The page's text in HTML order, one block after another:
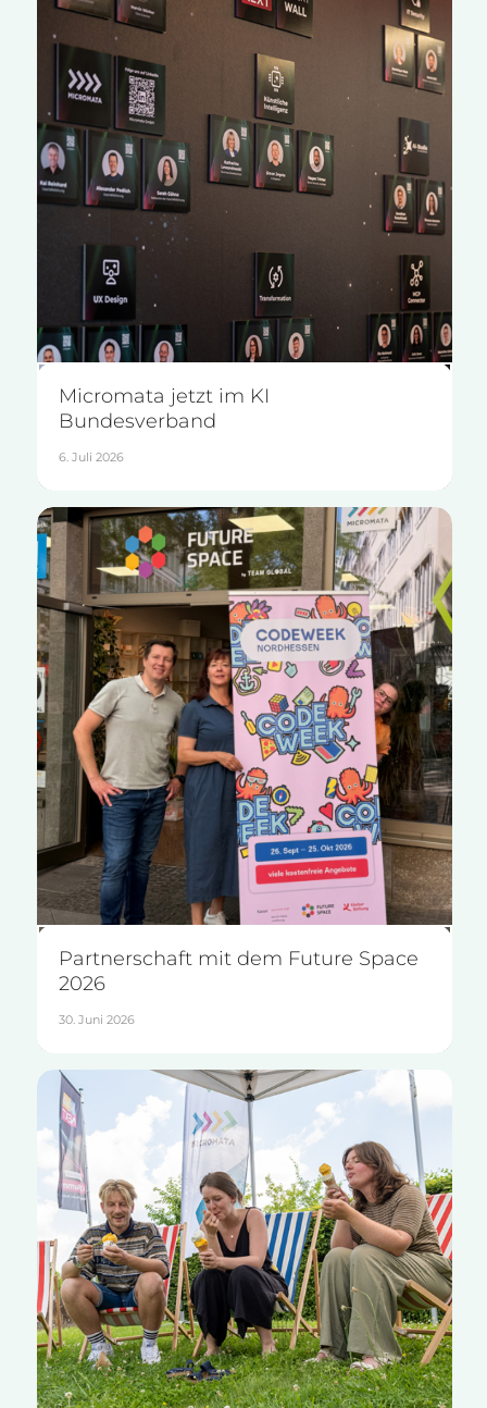
Micromata jetzt im KI
Bundesverband
6. Juli 2026
Partnerschaft mit dem Future Space
2026
30. Juni 2026